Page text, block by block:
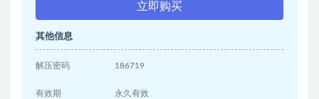
立即购买
其他信息
解压密码 186719
有效期 永久有效